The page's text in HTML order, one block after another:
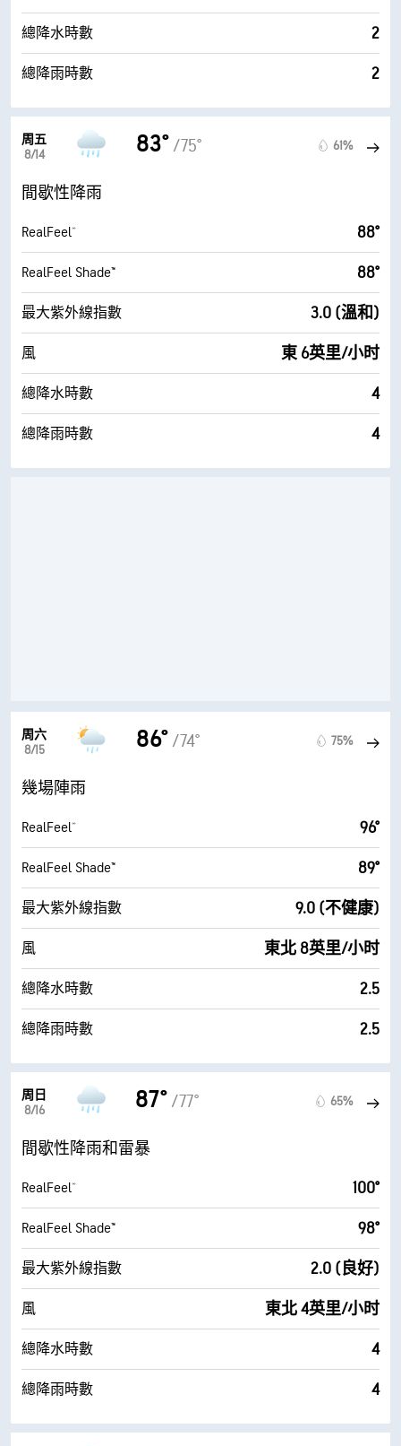
總降水時數 2
總降雨時數 2
周五
8/14
83° /75° 61%
間歇性降雨
RealFeel® 88°
RealFeel Shade™ 88°
最大紫外線指數 3.0 (溫和)
風 東 6英里/小时
總降水時數 4
總降雨時數 4
周六
8/15
86° /74° 75%
幾場陣雨
RealFeel® 96°
RealFeel Shade™ 89°
最大紫外線指數 9.0 (不健康)
風 東北 8英里/小时
總降水時數 2.5
總降雨時數 2.5
周日
8/16
87° /77° 65%
間歇性降雨和雷暴
RealFeel® 100°
RealFeel Shade™ 98°
最大紫外線指數 2.0 (良好)
風 東北 4英里/小时
總降水時數 4
總降雨時數 4